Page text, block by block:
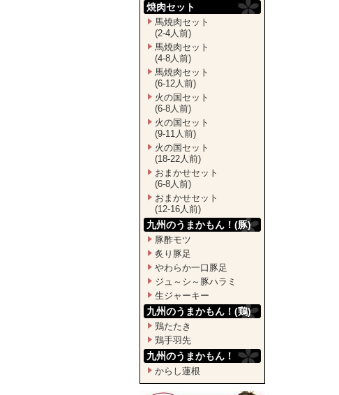
焼肉セット
馬焼肉セット
(2-4人前)
馬焼肉セット
(4-8人前)
馬焼肉セット
(6-12人前)
火の国セット
(6-8人前)
火の国セット
(9-11人前)
火の国セット
(18-22人前)
おまかせセット
(6-8人前)
おまかせセット
(12-16人前)
九州のうまかもん！(豚)
豚酢モツ
炙り豚足
やわらか一口豚足
ジュ～シ～豚ハラミ
生ジャーキー
九州のうまかもん！(鶏)
鶏たたき
鶏手羽先
九州のうまかもん！
からし蓮根